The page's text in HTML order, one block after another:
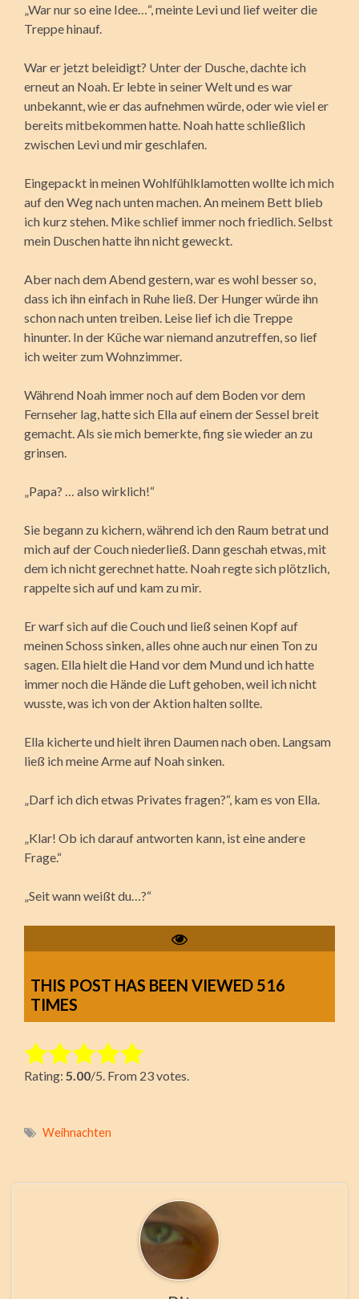
„War nur so eine Idee…“, meinte Levi und lief weiter die
Treppe hinauf.
War er jetzt beleidigt? Unter der Dusche, dachte ich
erneut an Noah. Er lebte in seiner Welt und es war
unbekannt, wie er das aufnehmen würde, oder wie viel er
bereits mitbekommen hatte. Noah hatte schließlich
zwischen Levi und mir geschlafen.
Eingepackt in meinen Wohlfühlklamotten wollte ich mich
auf den Weg nach unten machen. An meinem Bett blieb
ich kurz stehen. Mike schlief immer noch friedlich. Selbst
mein Duschen hatte ihn nicht geweckt.
Aber nach dem Abend gestern, war es wohl besser so,
dass ich ihn einfach in Ruhe ließ. Der Hunger würde ihn
schon nach unten treiben. Leise lief ich die Treppe
hinunter. In der Küche war niemand anzutreffen, so lief
ich weiter zum Wohnzimmer.
Während Noah immer noch auf dem Boden vor dem
Fernseher lag, hatte sich Ella auf einem der Sessel breit
gemacht. Als sie mich bemerkte, fing sie wieder an zu
grinsen.
„Papa? … also wirklich!“
Sie begann zu kichern, während ich den Raum betrat und
mich auf der Couch niederließ. Dann geschah etwas, mit
dem ich nicht gerechnet hatte. Noah regte sich plötzlich,
rappelte sich auf und kam zu mir.
Er warf sich auf die Couch und ließ seinen Kopf auf
meinen Schoss sinken, alles ohne auch nur einen Ton zu
sagen. Ella hielt die Hand vor dem Mund und ich hatte
immer noch die Hände die Luft gehoben, weil ich nicht
wusste, was ich von der Aktion halten sollte.
Ella kicherte und hielt ihren Daumen nach oben. Langsam
ließ ich meine Arme auf Noah sinken.
„Darf ich dich etwas Privates fragen?“, kam es von Ella.
„Klar! Ob ich darauf antworten kann, ist eine andere
Frage.“
„Seit wann weißt du…?“
THIS POST HAS BEEN VIEWED 516
TIMES
Rate this item:
Submit Rating
Rating: 5.00/5. From 23 votes.
Weihnachten